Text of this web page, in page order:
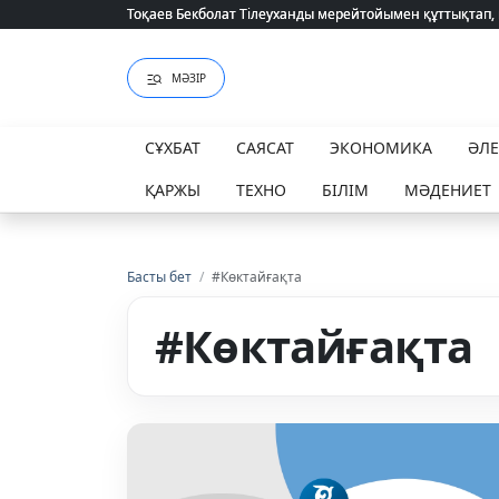
Тоқаев Бекболат Тілеуханды мерейтойымен
Тоқаев Бекболат Тілеуханды мерейтойымен
МӘЗІР
СҰХБАТ САЯСАТ ЭКОНОМИКА
ҚАРЖЫ
ТЕХНО БІЛІМ МӘДЕНИЕТ
Басты бет / #Көктайғақта
#Көктайғақта